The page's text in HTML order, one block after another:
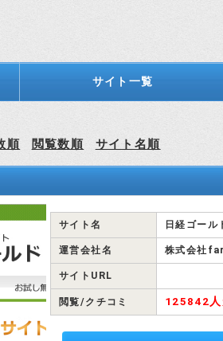
サイト一覧
順 閲覧数順 サイト名順
サイト名 日経ゴール
運営会社名 株式会社
サイトURL
閲覧/クチコミ 125842